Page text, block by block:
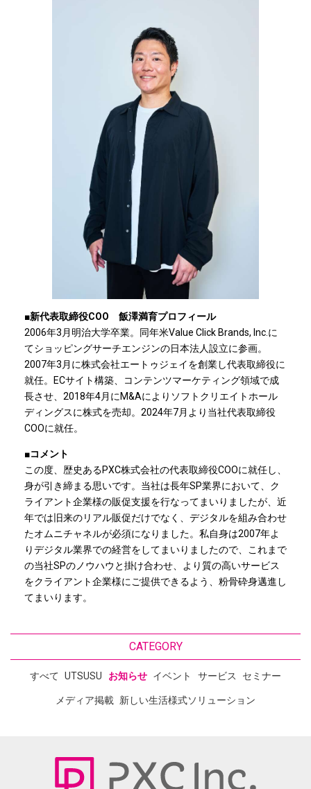
■新代表取締役COO 飯澤満育プロフィール
2006年3月明治大学卒業。同年米Value Click Brands, Inc.に
てショッピングサーチエンジンの日本法人設立に参画。
2007年3月に株式会社エートゥジェイを創業し代表取締役に
就任。ECサイト構築、コンテンツマーケティング領域で成
長させ、2018年4月にM&Aによりソフトクリエイトホール
ディングスに株式を売却。2024年7月より当社代表取締役
COOに就任。
■コメント
この度、歴史あるPXC株式会社の代表取締役COOに就任し、
身が引き締まる思いです。当社は長年SP業界において、ク
ライアント企業様の販促支援を行なってまいりましたが、近
年では旧来のリアル販促だけでなく、デジタルを組み合わせ
たオムニチャネルが必須になりました。私自身は2007年よ
りデジタル業界での経営をしてまいりましたので、これまで
の当社SPのノウハウと掛け合わせ、より質の高いサービス
をクライアント企業様にご提供できるよう、粉骨砕身邁進し
てまいります。
CATEGORY
すべて UTSUSU お知らせ イベント サービス セミナー
メディア掲載 新しい生活様式ソリューション